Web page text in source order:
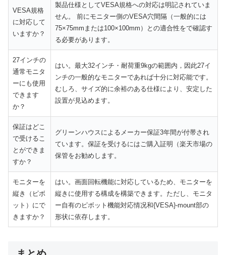
VESA規格
に対応して
いますか？
製品仕様としてVESA規格への対応は明記されていま
せん。 前にモニター側のVESA穴間隔（一般的には
75×75mmまたは100×100mm）との適合性をで確認す
る必要があります。
27インチの
通常モニタ
ーにも使用
できます
か？
はい。最大32インチ・耐荷重9kgの範囲内，因此27イ
ンチの一般的なモニターであれば十分に対応能です。
むしろ、サイズ的に余裕のある仕様により、安定した
設置が見込めます。
保証はどこ
で受けるこ
とができま
すか？
グリーンハウスによるメーカー保証3年間が付帯され
ています。保証を受けるにはご購入証明（楽天市場の
保管をお勧めします。
モニターを
縦き（ピボ
ット）にで
きますか？
はい。画面回転機能に対応しているため、モニターを
縦きに使用する構成を構築できます。ただし、モニタ
ー自有のピボット機能対応情况和{VESA}-mount部の
形状に依存します。